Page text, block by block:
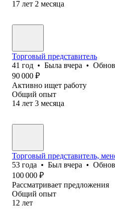
17 лет 2 месяца
Торговый представитель
41 год • Была вчера •
90 000 ₽
Активно ищет работу
Общий опыт
14 лет 3 месяца
Торговый представитель,
53 года • Был вчера •
100 000 ₽
Рассматривает предложения
Общий опыт
12 лет